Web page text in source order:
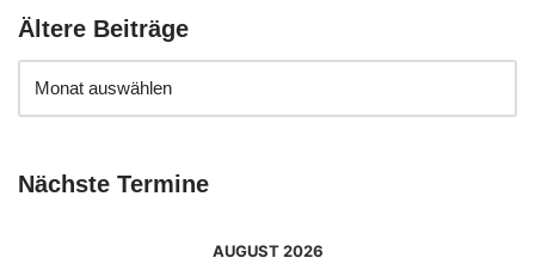
Ältere Beiträge
Nächste Termine
AUGUST 2026